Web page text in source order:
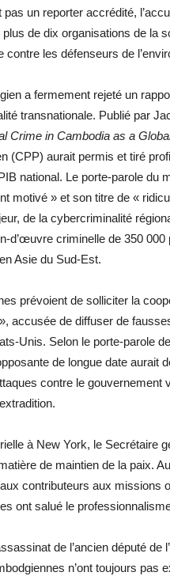
pas un reporter accrédité,
de dix organisations de la
les défenseurs de
a fermement rejeté un
transnationale. Publié par
Crime in Cambodia as a
(CPP) aurait permis et tiré
national. Le porte-parole du
motivé » et son titre de «
de la cybercriminalité
d’œuvre criminelle de 350
Asie du Sud-Est.
prévoient de solliciter la
accusée de diffuser de
Unis. Selon le porte-parole
de longue date aurait
contre le
à New York, le Secrétaire
de maintien de la paix.
contributeurs aux
ont salué le
de l’ancien député
n’ont toujours pas